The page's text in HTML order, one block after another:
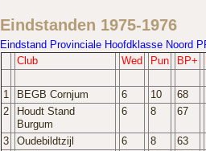
Eindstanden 1975-1976
Eindstand Provinciale Hoofdklasse Noord
Club
Wed Pun BP+
1 BEGB Cornjum 6 10 68
2
Houdt Stand
Burgum
6 8 67
3 Oudebildtzijl 6 8 63